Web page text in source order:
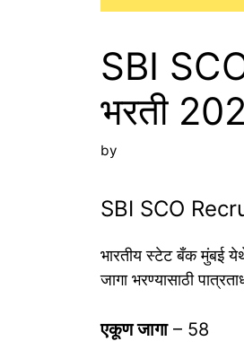
SBI
भरती
by
SBI SCO
भारतीय स्टेट बँक मुंबई
जागा भरण्यासाठी
एकूण जागा– 58